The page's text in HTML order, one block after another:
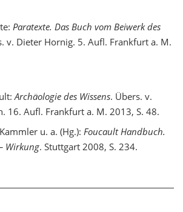
Paratexte. Das Buch vom Beiwerk des
v. Dieter Hornig. 5. Aufl. Frankfurt a. M.
Archäologie des Wissens. Übers. v.
16. Aufl. Frankfurt a. M. 2013, S. 48.
u. a. (Hg.): Foucault Handbuch.
Wirkung. Stuttgart 2008, S. 234.